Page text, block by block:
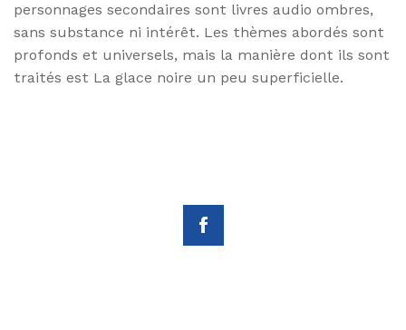
personnages secondaires sont livres audio ombres,
sans substance ni intérêt. Les thèmes abordés sont
profonds et universels, mais la manière dont ils sont
traités est La glace noire un peu superficielle.